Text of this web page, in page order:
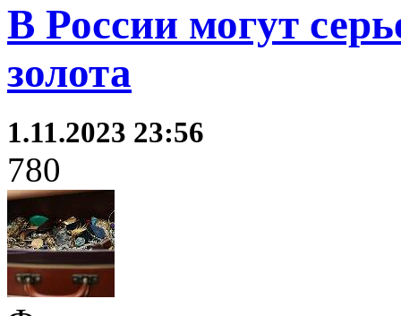
В России могут
золота
1.11.2023 23:56
780